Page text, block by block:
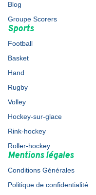
Blog
Groupe Scorers
Sports
Football
Basket
Hand
Rugby
Volley
Hockey-sur-glace
Rink-hockey
Roller-hockey
Mentions légales
Conditions Générales
Politique de confidentialité